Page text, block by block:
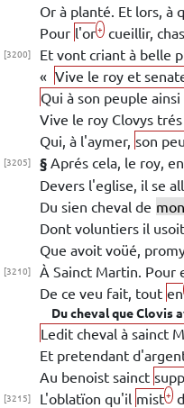
Or à planté. Et lors, à
Pour l'or+ cueillir,
[3200]
Et vont criant à belle
« Vive le roy et
Qui à son peuple
Vive le roy Clovys
Qui, à l'aymer, son
[3205] § Aprés cela, le roy,
Devers l'eglise, il se
Du sien cheval de
Dont voluntiers il
Que avoit voüé,
[3210] À Sainct Martin .
De ce veu fait, tout en
Du cheval queClovis
Ledit cheval à sainct
Et pretendant
Au benoist sainct
[3215] L'oblatïon qu'il mist+